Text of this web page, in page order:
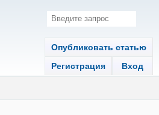
Опубликовать статью
Регистрация
Вход